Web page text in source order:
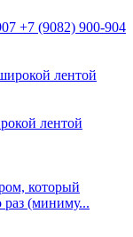
+7 (9082) 900-904
лентой
который
раз (миниму...